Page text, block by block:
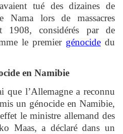
tué des dizaines de
Nama lors de massacres
1908, considérés par de
le premier génocide du
en Namibie
que l’Allemagne a reconnu
un génocide en Namibie,
le ministre allemand des
Maas, a déclaré dans un